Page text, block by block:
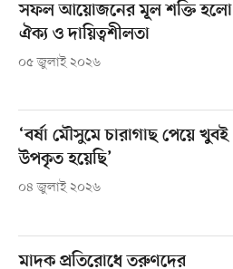
সফল আয়োজনের মূল শক্তি হলো
ঐক্য ও দায়িত্বশীলতা
০৫ জুলাই ২০২৬
‘বর্ষা মৌসুমে চারাগাছ পেয়ে খুবই
উপকৃত হয়েছি’
০৪ জুলাই ২০২৬
মাদক প্রতিরোধে তরুণদের